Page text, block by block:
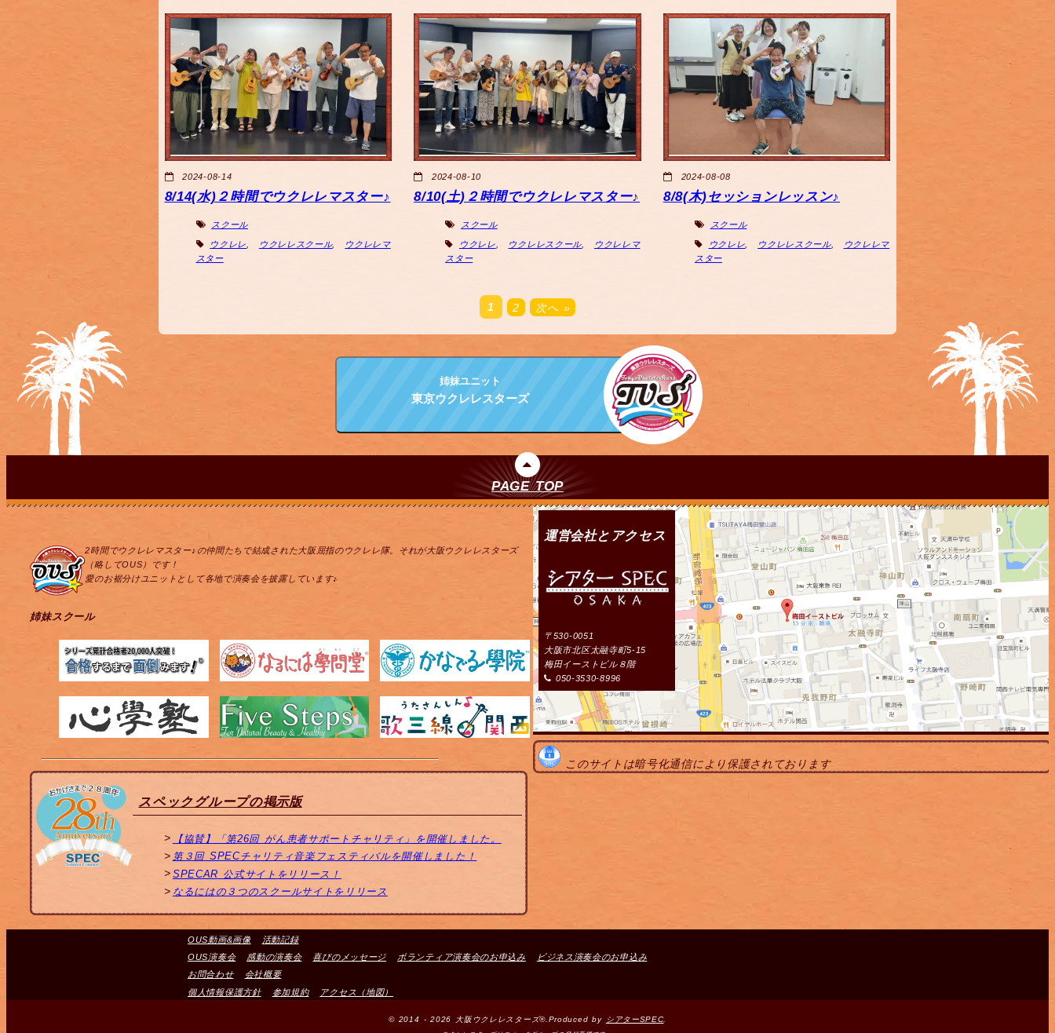
2024-08-14
8/14(水)２時間でウクレレマスター♪
スクール
ウクレレ ウクレレスクール,
ウクレレマ
スター
2024-08-10
8/10(土)２時間でウクレレマスター♪
スクール
ウクレレ ウクレレスクール
ウクレレマ
スター
2024-08-08
8/8(木)セッションレッスン♪
スクール
ウクレレ ウクレレスクール,
ウクレレマ
スター
1 2 次へ »
姉妹ユニット
東京ウクレレスターズ
PAGE TOP
2時間でウクレレマスター♪の仲間たちで結成された大阪屈指のウクレレ隊。それが大阪ウクレレスターズ
（略してOUS）です！
愛のお裾分けユニットとして各地で演奏会を披露しています♪
姉妹スクール
スペックグループの掲示版
【協賛】「第26回 がん患者サポートチャリティ」を開催しました。
第３回 SPECチャリティ音楽フェスティバルを開催しました！
SPECAR 公式サイトをリリース！
なるにはの３つのスクールサイトをリリース
運営会社とアクセス
〒530-0051
大阪市北区太融寺町5-15
梅田イーストビル８階
050-3530-8996
このサイトは暗号化通信により保護されております
OUS動画&画像
活動記録
OUS演奏会
感動の演奏会 喜びのメッセージ ボランティア演奏会のお申込み
ビジネス演奏会のお申込み
お問合わせ
会社概要
個人情報保護方針
参加規約 アクセス（地図）
© 2014 - 2026 大阪ウクレレスターズ®.Produced by シアターSPEC.